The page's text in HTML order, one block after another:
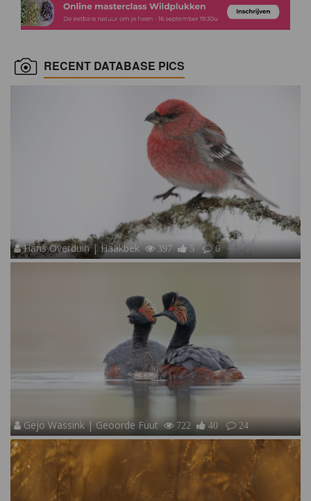
RECENT DATABASE PICS
Hans Overduin | Haakbek 397 5 6
Gejo Wassink | Geoorde Fuut 722 40 24